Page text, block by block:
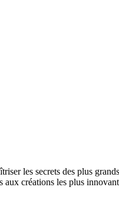
les secrets des plus
aux créations les plus